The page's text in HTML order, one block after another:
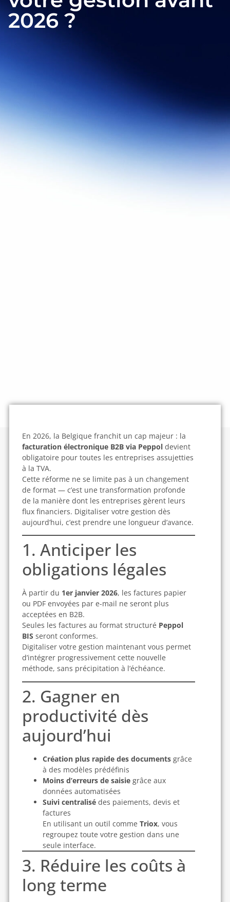
2026 ?
En 2026, la Belgique franchit un cap majeur : la
facturation électronique B2B via Peppoldevient
obligatoire pour toutes les entreprises assujetties
à la TVA.
Cette réforme ne se limite pas à un changement
de format — c’est une transformation profonde
de la manière dont les entreprises gèrent leurs
flux financiers. Digitaliser votre gestion dès
aujourd’hui, c’est prendre une longueur d’avance.
1. Anticiper les
obligations légales
À partir du 1er janvier 2026, les factures papier
ou PDF envoyées par e-mail ne seront plus
acceptées en B2B.
Seules les factures au format structuré Peppol
BIS seront conformes.
Digitaliser votre gestion maintenant vous permet
d’intégrer progressivement cette nouvelle
méthode, sans précipitation à l’échéance.
2. Gagner en
productivité dès
aujourd’hui
Création plus rapide des documentsgrâce
à des modèles prédéfinis
Moins d’erreurs de saisiegrâce aux
données automatisées
Suivi centralisédes paiements, devis et
factures
En utilisant un outil comme Triox, vous
regroupez toute votre gestion dans une
seule interface.
3. Réduire les coûts à
long terme